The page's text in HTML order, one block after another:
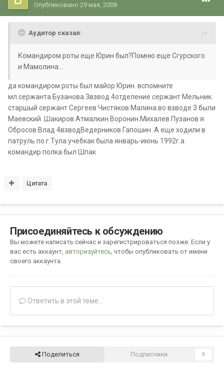
Опубликовано 29 мая, 2008
Аудитор сказал:
Командиром роты еще Юрин был?Помню еще Сгурского
и Мамолина...
да командиром роты был майор Юрин. вспомните
мл.сержанта Бузанова 3взвод 4отделение сержант Мельник.
старшый сержант Сергеев Чистяков Малина.во взводе 3 были
Маевский .Шакиров.Атмалкин.Воронин.Михалев Пузанов я
Обросов Влад 4взводВедерников Гапошин .А еще ходили в
патруль по г.Тула.учебкак была январь-июнь 1992г.а
командир полка был Шпак
Цитата
Присоединяйтесь к обсуждению
Вы можете написать сейчас и зарегистрироваться позже. Если у
вас есть аккаунт, авторизуйтесь , чтобы опубликовать от имени
своего аккаунта.
Ответить в этой теме...
Поделиться Подписчики 0